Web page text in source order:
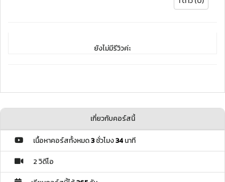
ยังไม่มีรีวิวค่ะ
เกี่ยวกับคอร์สนี้
เนื้อหาคอร์สทั้งหมด3ชั่วโมง34นาที
2 วิดีโอ